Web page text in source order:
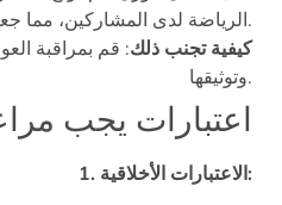
الرياضة لدى المشاركين، مما جعل النتائج غير دقيقة.
كيفية تجنب ذلك: قم بمراقبة
وتوثيقها.
اعتبارات يجب
1. الاعتبارات الأخلاقية: